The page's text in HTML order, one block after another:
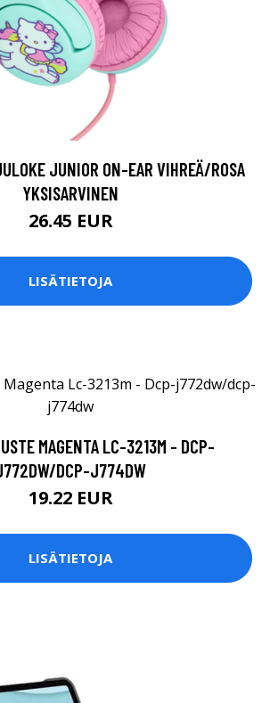
JUNIOR ON-EAR VIHREÄ/ROSA
YKSISARVINEN
26.45 EUR
LISÄTIETOJA
MAGENTA LC-3213M - DCP-
DCP-J774DW
19.22 EUR
LISÄTIETOJA